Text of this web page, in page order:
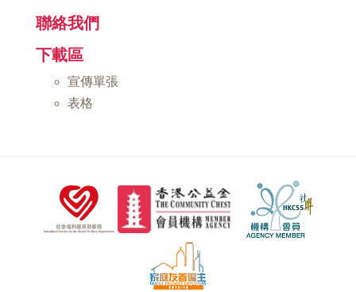
聯絡我們
下載區
宣傳單張
表格